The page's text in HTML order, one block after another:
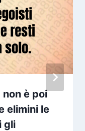
è poi
elimini le
gli